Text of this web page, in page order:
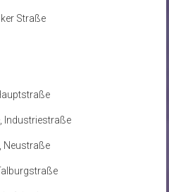
Straße
Industriestraße
Neustraße